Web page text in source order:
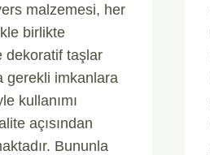
malzemesi, her
birlikte
dekoratif taşlar
gerekli imkanlara
kullanımı
açısından
Bununla